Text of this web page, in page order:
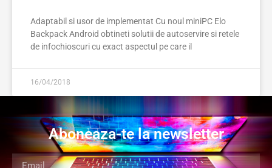
Adaptabil si usor de implementat Cu noul miniPC Elo
Backpack Android obtineti solutii de autoservire si retele
de infochioscuri cu exact aspectul pe care il
16/04/2018
Aboneaza-te la newsletter